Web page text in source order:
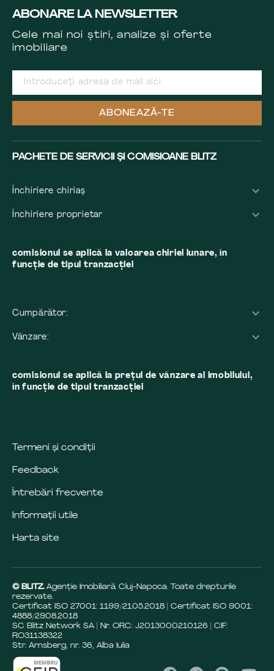
ABONARE LA NEWSLETTER
Cele mai noi știri, analize și oferte
imobiliare
ABONEAZĂ-TE
PACHETE DE SERVICII ȘI COMISIOANE BLITZ
Închiriere chiriaș
Închiriere proprietar
comisionul se aplică la valoarea chiriei lunare, în
funcție de tipul tranzacției
Cumpărător:
Vânzare:
comisionul se aplică la preţul de vânzare al imobilului,
în funcţie de tipul tranzacţiei
Termeni și condiții
Feedback
Întrebări frecvente
Informații utile
Harta site
© BLITZ. Agenție Imobiliară Cluj-Napoca. Toate drepturile
rezervate.
Certificat ISO 27001: 1199/21.05.2018 | Certificat ISO 9001:
4888/29.08.2018
SC Blitz Network SA | Nr. ORC: J2013000210126 | CIF:
RO31138322
Str. Arnsberg, nr. 36, Alba Iulia